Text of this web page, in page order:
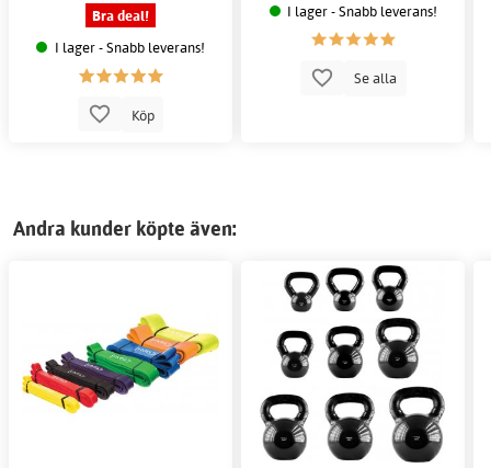
Bra deal!
I lager - Snabb leverans!
Köp
I lager - Snabb leverans!
Se alla
Andra kunder köpte även: